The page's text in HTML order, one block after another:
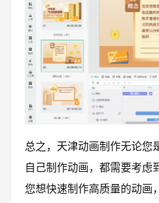
总之，天津动画制作无论您
自己制作动画，都需要考虑
您想快速制作高质量的动画